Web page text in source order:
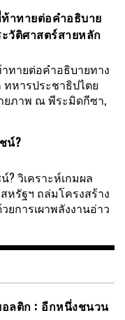
าทายต่อคำอธิบาย
วัติศาสตร์สายหลัก
ทายต่อคำอธิบายทาง
หารประชาธิปไตย
ยภาพ ณ พีระมิดกีซา,
น์?
วิเคราะห์เกมผล
รัฐฯ ถล่มโครงสร้าง
การเผาพลังงานอ่าว
อลติก : อีกหนึ่งชนวน